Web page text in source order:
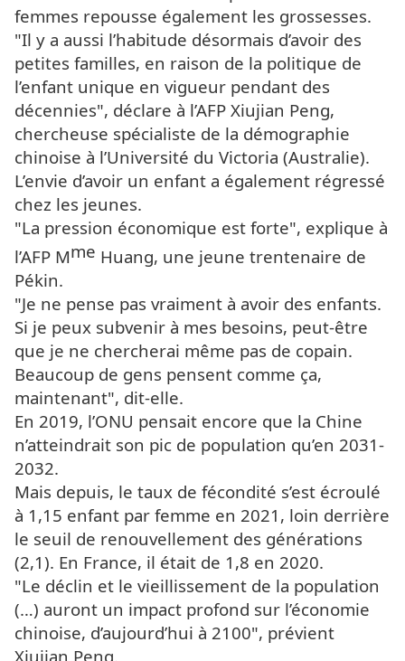
femmes repousse également les grossesses.
"Il y a aussi l’habitude désormais d’avoir des
petites familles, en raison de la politique de
l’enfant unique en vigueur pendant des
décennies", déclare à l’AFP Xiujian Peng,
chercheuse spécialiste de la démographie
chinoise à l’Université du Victoria (Australie).
L’envie d’avoir un enfant a également régressé
chez les jeunes.
"La pression économique est forte", explique à
l’AFP Mme Huang, une jeune trentenaire de
Pékin.
"Je ne pense pas vraiment à avoir des enfants.
Si je peux subvenir à mes besoins, peut-être
que je ne chercherai même pas de copain.
Beaucoup de gens pensent comme ça,
maintenant", dit-elle.
En 2019, l’ONU pensait encore que la Chine
n’atteindrait son pic de population qu’en 2031-
2032.
Mais depuis, le taux de fécondité s’est écroulé
à 1,15 enfant par femme en 2021, loin derrière
le seuil de renouvellement des générations
(2,1). En France, il était de 1,8 en 2020.
"Le déclin et le vieillissement de la population
(…) auront un impact profond sur l’économie
chinoise, d’aujourd’hui à 2100", prévient
Xiujian Peng.